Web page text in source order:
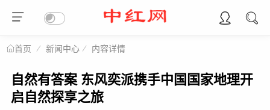
首页 新闻中心 内容详情
自然有答案 东风奕派携手中国国家地理开
启自然探享之旅